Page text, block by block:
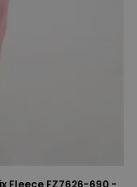
Fleece FZ7626-690 -